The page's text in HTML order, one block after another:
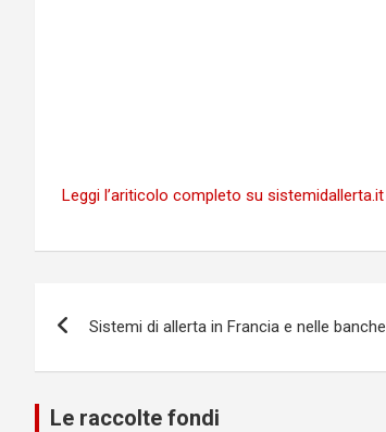
Leggi l’ariticolo completo su sistemidallerta.it
Sistemi di allerta in Francia e nelle banche
Le raccolte fondi